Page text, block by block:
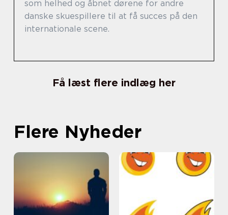
som helhed og åbnet dørene for andre
danske skuespillere til at få succes på den
internationale scene.
Få læst flere indlæg her
Flere Nyheder